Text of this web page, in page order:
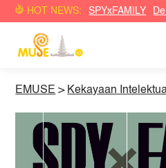
HOT NEWS: SPYxFAMILY
EMUSE > Kekayaan